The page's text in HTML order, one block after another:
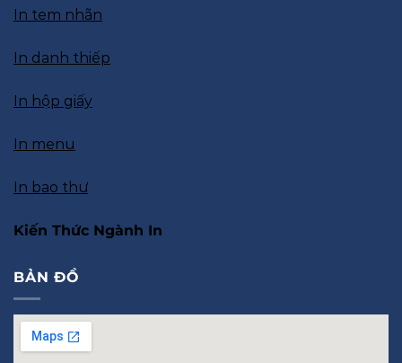
In tem nhãn
In danh thiếp
In hộp giấy
In menu
In bao thư
Kiến Thức Ngành In
BẢN ĐỒ